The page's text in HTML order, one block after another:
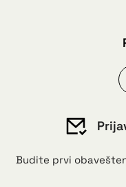
Budite prvi